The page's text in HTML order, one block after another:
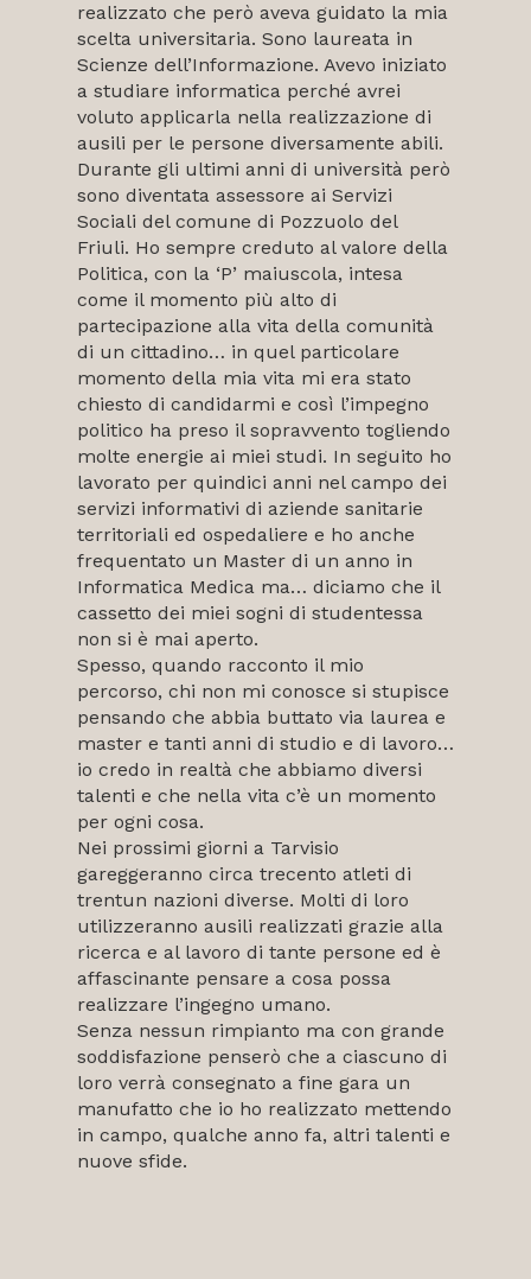
realizzato che però aveva guidato la mia
scelta universitaria. Sono laureata in
Scienze dell’Informazione. Avevo iniziato
a studiare informatica perché avrei
voluto applicarla nella realizzazione di
ausili per le persone diversamente abili.
Durante gli ultimi anni di università però
sono diventata assessore ai Servizi
Sociali del comune di Pozzuolo del
Friuli. Ho sempre creduto al valore della
Politica, con la ‘P’ maiuscola, intesa
come il momento più alto di
partecipazione alla vita della comunità
di un cittadino… in quel particolare
momento della mia vita mi era stato
chiesto di candidarmi e così l’impegno
politico ha preso il sopravvento togliendo
molte energie ai miei studi. In seguito ho
lavorato per quindici anni nel campo dei
servizi informativi di aziende sanitarie
territoriali ed ospedaliere e ho anche
frequentato un Master di un anno in
Informatica Medica ma… diciamo che il
cassetto dei miei sogni di studentessa
non si è mai aperto.
Spesso, quando racconto il mio
percorso, chi non mi conosce si stupisce
pensando che abbia buttato via laurea e
master e tanti anni di studio e di lavoro…
io credo in realtà che abbiamo diversi
talenti e che nella vita c’è un momento
per ogni cosa.
Nei prossimi giorni a Tarvisio
gareggeranno circa trecento atleti di
trentun nazioni diverse. Molti di loro
utilizzeranno ausili realizzati grazie alla
ricerca e al lavoro di tante persone ed è
affascinante pensare a cosa possa
realizzare l’ingegno umano.
Senza nessun rimpianto ma con grande
soddisfazione penserò che a ciascuno di
loro verrà consegnato a fine gara un
manufatto che io ho realizzato mettendo
in campo, qualche anno fa, altri talenti e
nuove sfide.